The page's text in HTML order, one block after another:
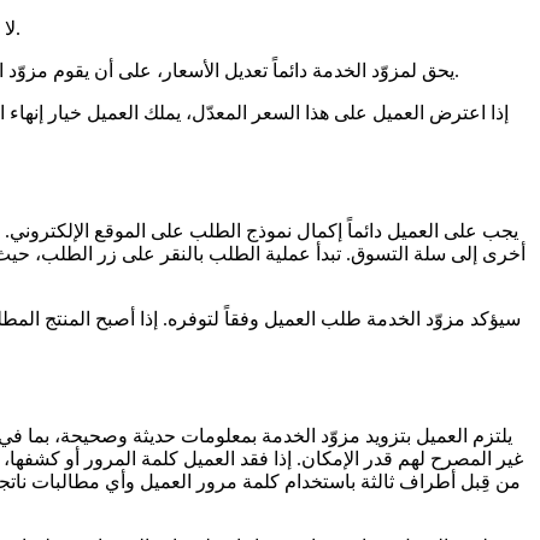
لا يمكن للعميل أن يدفع بشكل صحيح إلا عن طريق خيارات الدفع المتفق عليها والمشار إليها عند تقديم الطلب، كما هو مبين في المادة 7.1 أيضاً.
يحق لمزوّد الخدمة دائماً تعديل الأسعار، على أن يقوم مزوّد الخدمة بإبلاغ العميل بذلك على الأقل قبل أربعة عشر (14) يوماً عبر البريد الإلكتروني، فضلاً عن تحديث الموقع الإلكتروني مع ذكر تغيير السعر.
يجب على العميل دائماً إكمال نموذج الطلب على الموقع
أخرى إلى سلة التسوق. تبدأ عملية الطلب بالنقر على زر الطلب،
سيؤكد مزوّد الخدمة طلب العميل وفقاً لتوفره. إذا أصبح المنتج
يلتزم العميل بتزويد مزوّد الخدمة بمعلومات حديثة وصحيحة، بما
غير المصرح لهم قدر الإمكان. إذا فقد العميل كلمة المرور أو
من قِبل أطراف ثالثة باستخدام كلمة مرور العميل وأي مطالبات